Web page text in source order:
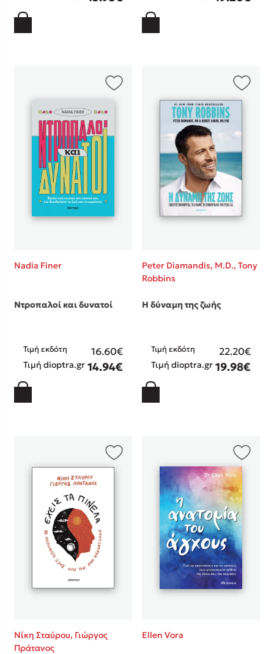
Nadia Finer
Ντροπαλοί και δυνατοί
Τιμή εκδότη 16.60€
Τιμή dioptra.gr 14.94€
Peter Diamandis, M.D., Tony
Robbins
Η δύναμη της ζωής
Τιμή εκδότη 22.20€
Τιμή dioptra.gr 19.98€
Νίκη Σταύρου, Γιώργος
Πράτανος
Ellen Vora